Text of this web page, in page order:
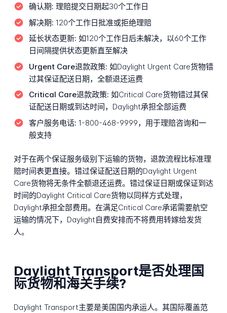
确认期: 理赔提交日期起30个工作日
解决期: 120个工作日批准或拒绝理赔
延长状态更新: 如120个工作日后未解决，以60个工作
日间隔提供状态更新直至解决
Urgent Care退款政策: 如Daylight Urgent Care货物错
过其保证配送日期，全额退还运费
Critical Care退款政策: 如Critical Care货物错过其保
证配送日期或到达时间，Daylight承担全部运费
客户服务电话: 1-800-468-9999，用于理赔咨询和一
般支持
对于在两个保证服务级别下运输的货物，退款流程比标准理
赔时间表更直接。错过保证配送日期的Daylight Urgent
Care货物将无条件全额退还运费。错过保证日期或保证到达
时间的Daylight Critical Care货物以同样方式处理，
Daylight承担全部费用。在满足Critical Care承诺需要航空
运输的情况下，Daylight自费安排而不将费用转嫁给发货
人。
Daylight Transport是否处理国
际货物和海关手续?
Daylight Transport主要是美国国内承运人。其国际覆盖范